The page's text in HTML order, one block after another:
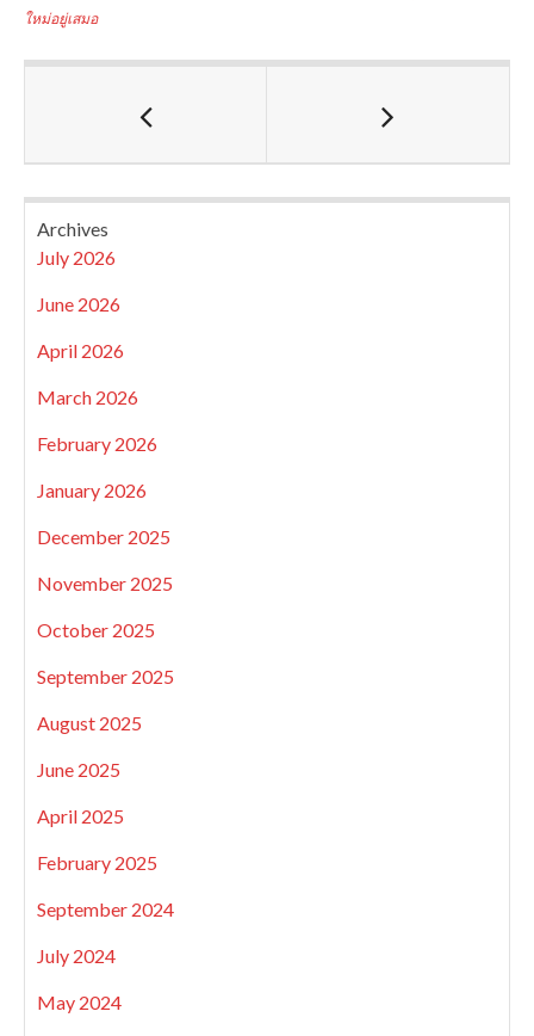
ใหม่อยู่เสมอ
Archives
July 2026
June 2026
April 2026
March 2026
February 2026
January 2026
December 2025
November 2025
October 2025
September 2025
August 2025
June 2025
April 2025
February 2025
September 2024
July 2024
May 2024